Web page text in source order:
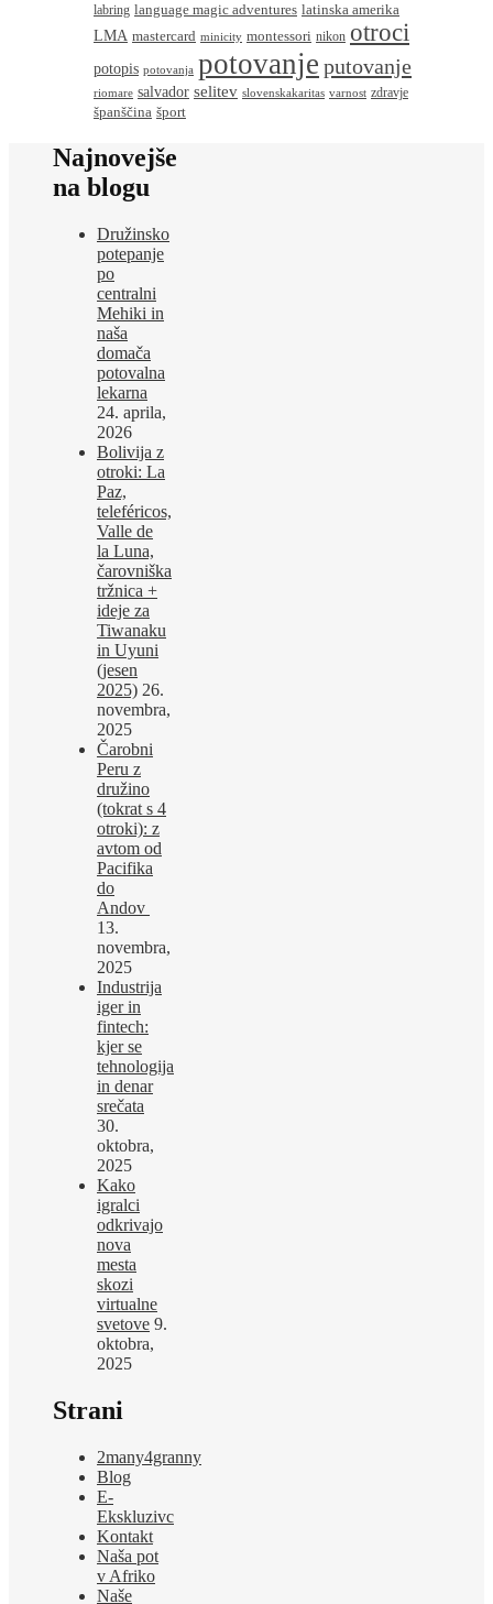
labring language magic adventures latinska amerika
LMA mastercard minicity montessori nikon otroci
potopis potovanja potovanje putovanje
riomare salvador selitev slovenskakaritas varnost zdravje
španščina šport
Najnovejše
na blogu
Družinsko
potepanje
po
centralni
Mehiki in
naša
domača
potovalna
lekarna
24. aprila,
2026
Bolivija z
otroki: La
Paz,
teleféricos,
Valle de
la Luna,
čarovniška
tržnica +
ideje za
Tiwanaku
in Uyuni
(jesen
2025) 26.
novembra,
2025
Čarobni
Peru z
družino
(tokrat s 4
otroki): z
avtom od
Pacifika
do
Andov
13.
novembra,
2025
Industrija
iger in
fintech:
kjer se
tehnologija
in denar
srečata
30.
oktobra,
2025
Kako
igralci
odkrivajo
nova
mesta
skozi
virtualne
svetove 9.
oktobra,
2025
Strani
2many4granny
Blog
E-
Ekskluzivc
Kontakt
Naša pot
v Afriko
Naše